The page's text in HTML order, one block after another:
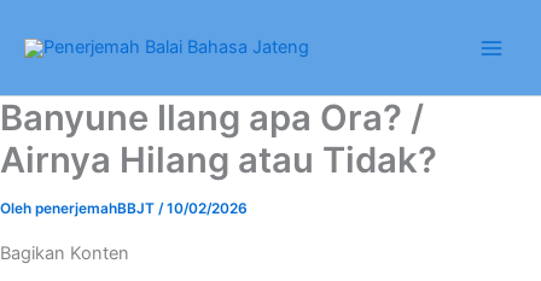
Banyune Ilang apa Ora? /
Airnya Hilang atau Tidak?
Oleh penerjemahBBJT /10/02/2026
Bagikan Konten